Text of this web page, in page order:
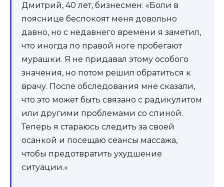
Дмитрий, 40 лет, бизнесмен: «Боли в
пояснице беспокоят меня довольно
давно, но с недавнего времени я заметил,
что иногда по правой ноге пробегают
мурашки. Я не придавал этому особого
значения, но потом решил обратиться к
врачу. После обследования мне сказали,
что это может быть связано с радикулитом
или другими проблемами со спиной.
Теперь я стараюсь следить за своей
осанкой и посещаю сеансы массажа,
чтобы предотвратить ухудшение
ситуации.»